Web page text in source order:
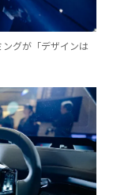
グが「デザインは